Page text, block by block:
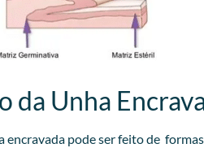
da Unha
pode ser feito de